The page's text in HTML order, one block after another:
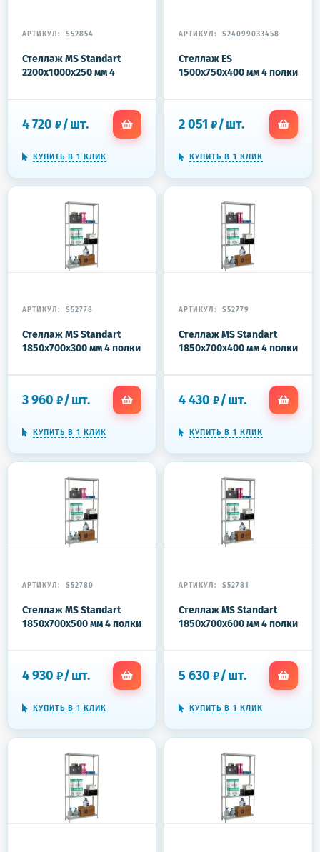
АРТИКУЛ: S52854
Стеллаж MS Standart
2200x1000x250 мм 4
4 720 ₽/шт.
КУПИТЬ В 1 КЛИК
АРТИКУЛ: S24099033458
Стеллаж ES
1500x750x400 мм 4 полки
2 051 ₽/шт.
КУПИТЬ В 1 КЛИК
АРТИКУЛ: S52778
Стеллаж MS Standart
1850x700x300 мм 4 полки
3 960 ₽/шт.
КУПИТЬ В 1 КЛИК
АРТИКУЛ: S52779
Стеллаж MS Standart
1850x700x400 мм 4 полки
4 430 ₽/шт.
КУПИТЬ В 1 КЛИК
АРТИКУЛ: S52780
Стеллаж MS Standart
1850x700x500 мм 4 полки
4 930 ₽/шт.
КУПИТЬ В 1 КЛИК
АРТИКУЛ: S52781
Стеллаж MS Standart
1850x700x600 мм 4 полки
5 630 ₽/шт.
КУПИТЬ В 1 КЛИК